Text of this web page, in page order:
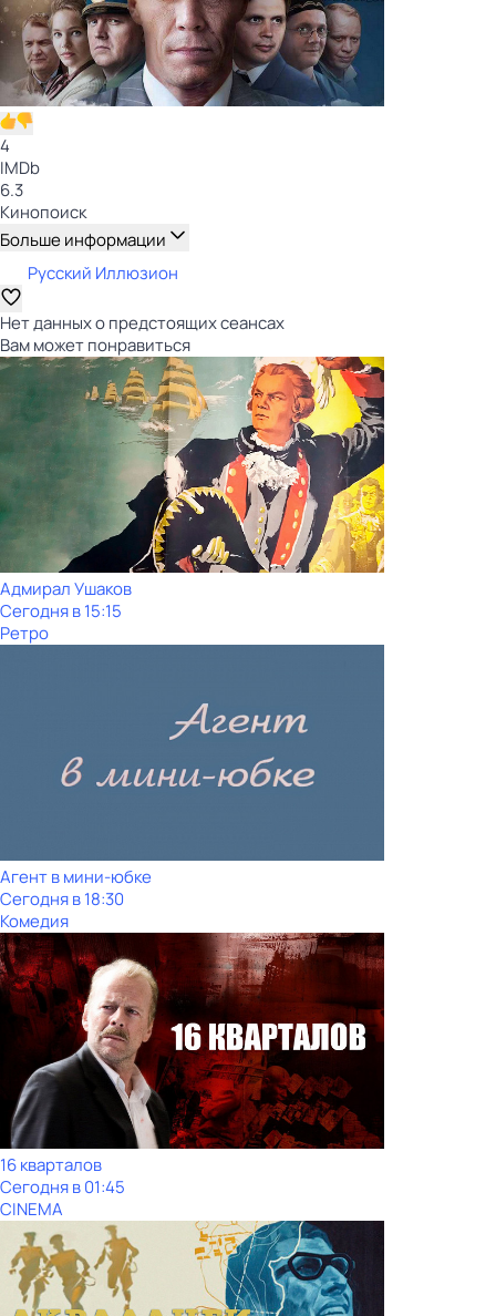
4
IMDb
6.3
Кинопоиск
Больше информации
Русский Иллюзион
Нет данных о предстоящих сеансах
Вам может понравиться
Адмирал Ушаков
Сегодня в 15:15
Ретро
Агент в мини-юбке
Сегодня в 18:30
Комедия
16 кварталов
Сегодня в 01:45
CINEMA